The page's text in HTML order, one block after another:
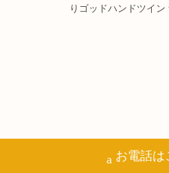
りゴッドハンドツイン
お電話は